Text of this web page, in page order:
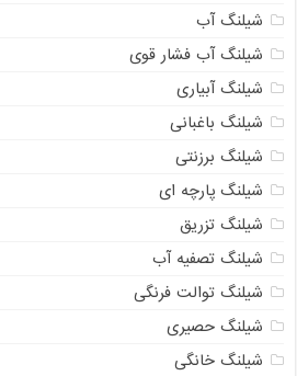
شیلنگ آب
شیلنگ آب فشار قوی
شیلنگ آبیاری
شیلنگ باغبانی
شیلنگ برزنتی
شیلنگ پارچه ای
شیلنگ تزریق
شیلنگ تصفیه آب
شیلنگ توالت فرنگی
شیلنگ حصیری
شیلنگ خانگی